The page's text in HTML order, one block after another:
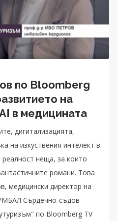
по Bloomberg
на
в медицината
дигитализацията,
на изкуствения интелект в
неща, за които
романи. Това
медицински директор на
Сърдечно-съдов
по Bloomberg TV